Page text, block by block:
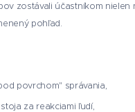
zostávali účastníkom nielen
pohľad.
povrchom" správania,
za reakciami ľudí,